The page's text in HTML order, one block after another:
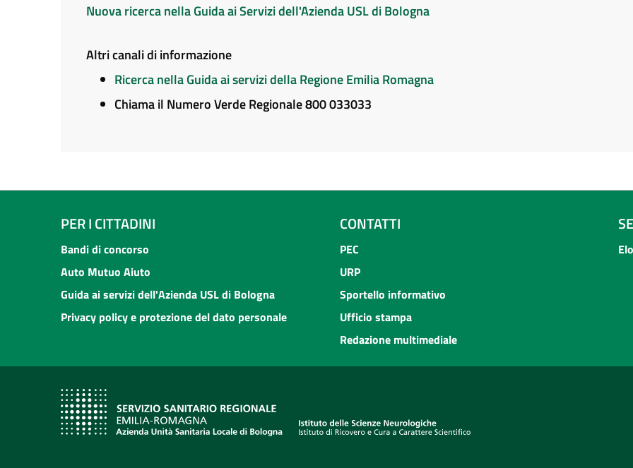
Nuova ricerca nella Guida ai Servizi dell'Azienda USL di Bologna
Altri canali di informazione
Ricerca nella Guida ai servizi della Regione Emilia Romagna
Chiama il Numero Verde Regionale 800 033033
PER I CITTADINI
Bandi di concorso
Auto Mutuo Aiuto
Guida ai servizi dell'Azienda USL di Bologna
Privacy policy e protezione del dato personale
CONTATTI
PEC
URP
Sportello informativo
Ufficio stampa
Redazione multimediale